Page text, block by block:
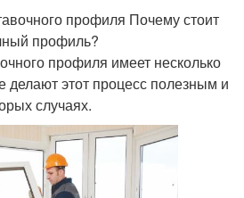
профиля Почему стоит
профиль?
профиля имеет несколько
делают этот процесс полезным и
случаях.